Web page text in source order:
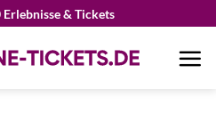
& Tickets